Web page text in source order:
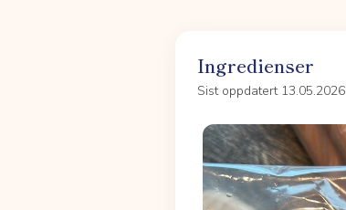
Ingredienser
Sist oppdatert 13.05.2026